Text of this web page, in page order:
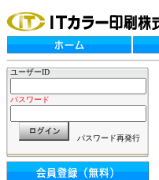
ユーザーID
パスワード
パスワード再発行